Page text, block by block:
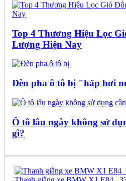
Top 4 Thương Hiệu Lọc
Lượng Hiện Nay
Đèn pha ô tô bị "hấp hơi
Ô tô lâu ngày không sử
gì?